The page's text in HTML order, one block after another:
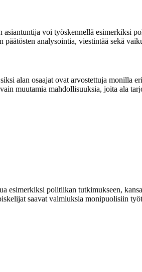
asiantuntija voi työskennellä esimerkiksi
analysointia, viestintää sekä
alan osaajat ovat arvostettuja monilla
muutamia mahdollisuuksia, joita ala
esimerkiksi politiikan tutkimukseen,
saavat valmiuksia monipuolisiin